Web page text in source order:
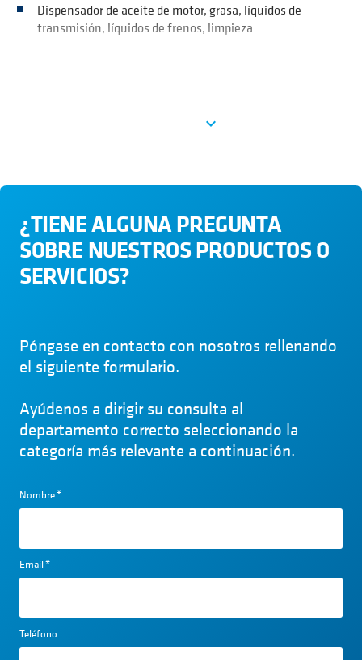
Dispensador de aceite de motor, grasa, líquidos de
transmisión, líquidos de frenos, limpieza
expand_more
¿TIENE ALGUNA PREGUNTA
SOBRE NUESTROS PRODUCTOS O
SERVICIOS?
Póngase en contacto con nosotros rellenando
el siguiente formulario.
Ayúdenos a dirigir su consulta al
departamento correcto seleccionando la
categoría más relevante a continuación.
Nombre*
Email*
Teléfono